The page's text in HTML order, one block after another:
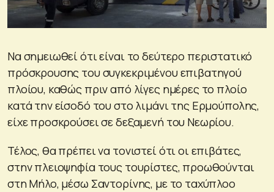
Να σημειωθεί ότι είναι το δεύτερο περιστατικό
πρόσκρουσης του συγκεκριμένου επιβατηγού
πλοίου, καθώς πριν από λίγες ημέρες το πλοίο
κατά την είσοδό του στο λιμάνι της Ερμούπολης,
είχε προσκρούσει σε δεξαμενή του Νεωρίου.
Τέλος, θα πρέπει να τονιστεί ότι οι επιβάτες,
στην πλειοψηφία τους τουρίστες, προωθούνται
στη Μήλο, μέσω Σαντορίνης, με το ταχύπλοο